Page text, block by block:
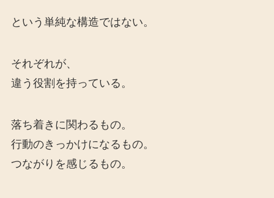
という単純な構造ではない。
それぞれが、
違う役割を持っている。
落ち着きに関わるもの。
行動のきっかけになるもの。
つながりを感じるもの。